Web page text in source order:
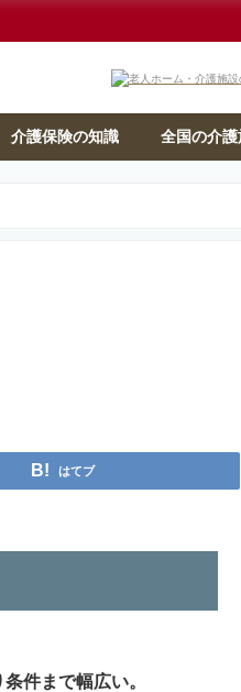
介護保険の知識 全国の介護
はてブ
件まで幅広い。